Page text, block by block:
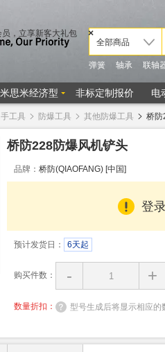
手工具 防爆工具 其他防爆工具 桥防
桥防228防爆风机铲头
品牌： 桥防(QIAOFANG) [中国]
登
预计发货日： 6天起
购买件数： - +
数量折扣： 型号生成后将显示相应的